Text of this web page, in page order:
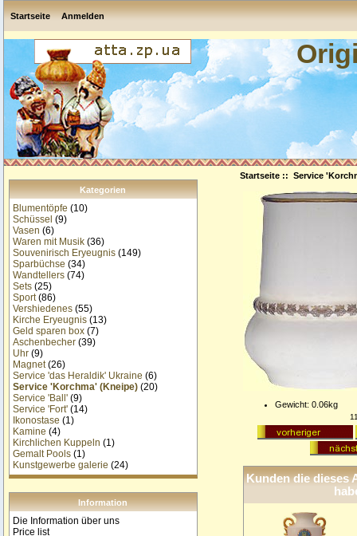
Startseite Anmelden
Kategorien
Blumentöpfe (10)
Schüssel (9)
Vasen (6)
Waren mit Musik (36)
Souvenirisch Eryeugnis (149)
Sparbüchse (34)
Wandtellers (74)
Sets (25)
Sport(86)
Vershiedenes (55)
Kirche Eryeugnis (13)
Geld sparen box (7)
Aschenbecher (39)
Uhr (9)
Magnet(26)
Service 'das Heraldik' Ukraine (6)
Service 'Korchma' (Kneipe) (20)
Service 'Ball' (9)
Service 'Fort' (14)
Ikonostase (1)
Kamine (4)
Kirchlichen Kuppeln (1)
Gemalt Pools (1)
Kunstgewerbe galerie (24)
Information
Die Information über uns
Price list
Startseite ::Service
Gewicht: 0.06kg
Kunden die dieses